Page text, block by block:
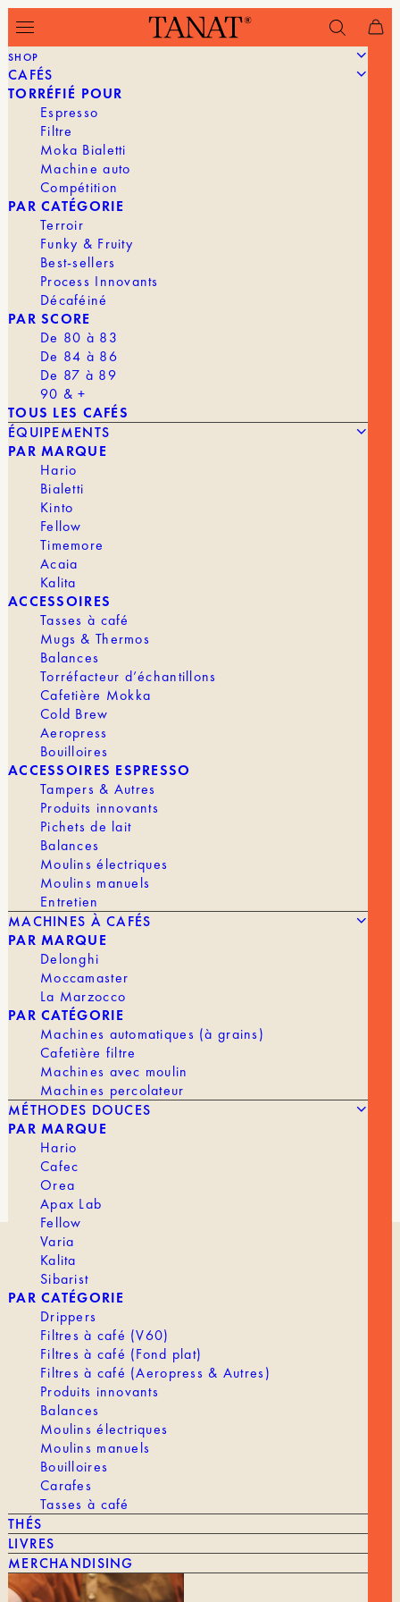
SHOP
CAFÉS
TORRÉFIÉ POUR
Espresso
Filtre
Moka Bialetti
Machine auto
Compétition
PAR CATÉGORIE
Terroir
Funky & Fruity
Best-sellers
Process Innovants
Décaféiné
PAR SCORE
De 80 à 83
De 84 à 86
De 87 à 89
90 & +
TOUS LES CAFÉS
ÉQUIPEMENTS
PAR MARQUE
Hario
Bialetti
Kinto
Fellow
Timemore
Acaia
Kalita
ACCESSOIRES
Tasses à café
Mugs & Thermos
Balances
Torréfacteur d’échantillons
Cafetière Mokka
Cold Brew
Aeropress
Bouilloires
ACCESSOIRES ESPRESSO
Tampers & Autres
Produits innovants
Pichets de lait
Balances
Moulins électriques
Moulins manuels
Entretien
MACHINES À CAFÉS
PAR MARQUE
Delonghi
Moccamaster
La Marzocco
PAR CATÉGORIE
Machines automatiques (à grains)
Cafetière filtre
Machines avec moulin
Machines percolateur
MÉTHODES DOUCES
PAR MARQUE
Hario
Cafec
Orea
Apax Lab
Fellow
Varia
Kalita
Sibarist
PAR CATÉGORIE
Drippers
Filtres à café (V60)
Filtres à café (Fond plat)
Filtres à café (Aeropress & Autres)
Produits innovants
Balances
Moulins électriques
Moulins manuels
Bouilloires
Carafes
Tasses à café
THÉS
LIVRES
MERCHANDISING
29,90€ Le
prix
initial
était :
29,90 €.
prix
14,60 €.
MARQUE
TASSE
ÉQUIPEMENTS
MOULINS
ACCÈS PROFESSIONNELS